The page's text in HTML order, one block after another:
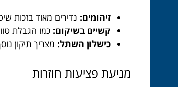
זיהומים: נדירים מאוד בזכות
קשיים בשיקום: כמו הגבלת
כישלון השתל: מצריך תיקון
מניעת פציעות חוזרות